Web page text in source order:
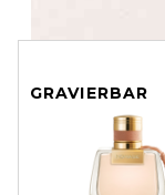
GRAVIERBAR